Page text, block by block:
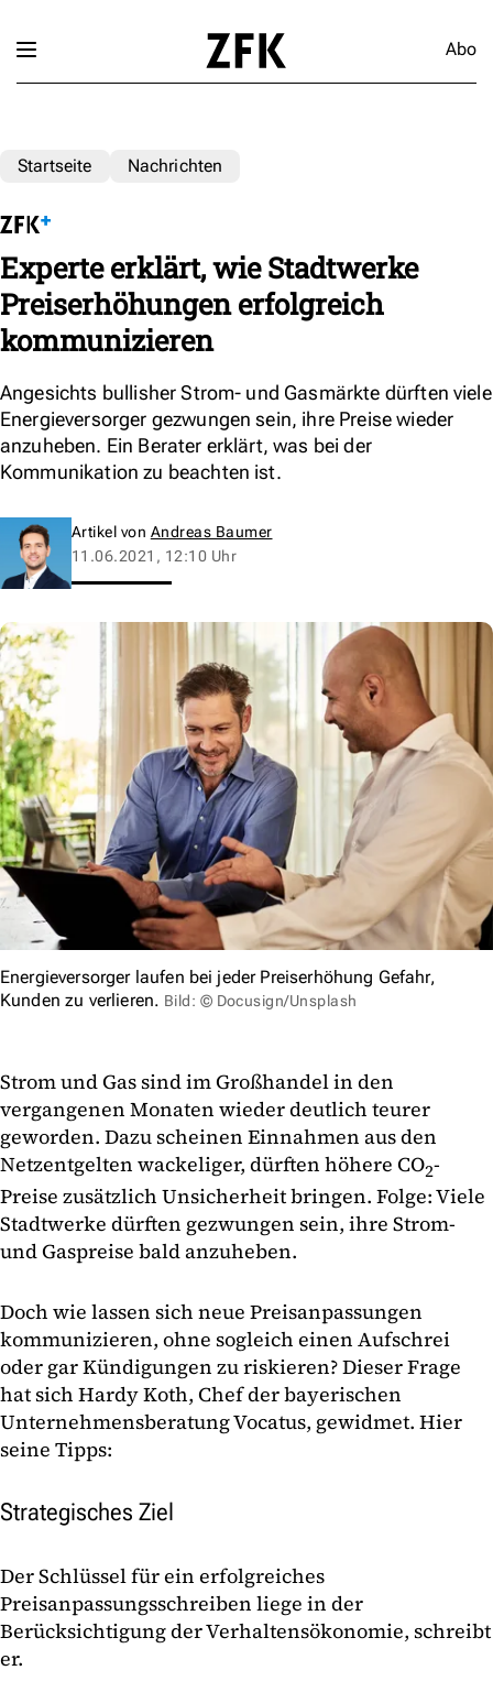
Abo
Startseite Nachrichten
Experte erklärt, wie Stadtwerke
Preiserhöhungen erfolgreich
kommunizieren
Angesichts bullisher Strom- und Gasmärkte dürften viele
Energieversorger gezwungen sein, ihre Preise wieder
anzuheben. Ein Berater erklärt, was bei der
Kommunikation zu beachten ist.
Artikel von Andreas Baumer
11.06.2021, 12:10 Uhr
Energieversorger laufen bei jeder Preiserhöhung Gefahr,
Kunden zu verlieren. Bild: © Docusign/Unsplash
Strom und Gas sind im Großhandel in den
vergangenen Monaten wieder deutlich teurer
geworden. Dazu scheinen Einnahmen aus den
Netzentgelten wackeliger, dürften höhere CO2-
Preise zusätzlich Unsicherheit bringen. Folge: Viele
Stadtwerke dürften gezwungen sein, ihre Strom-
und Gaspreise bald anzuheben.
Doch wie lassen sich neue Preisanpassungen
kommunizieren, ohne sogleich einen Aufschrei
oder gar Kündigungen zu riskieren? Dieser Frage
hat sich Hardy Koth, Chef der bayerischen
Unternehmensberatung Vocatus, gewidmet. Hier
seine Tipps:
Strategisches Ziel
Der Schlüssel für ein erfolgreiches
Preisanpassungsschreiben liege in der
Berücksichtigung der Verhaltensökonomie, schreibt
er.